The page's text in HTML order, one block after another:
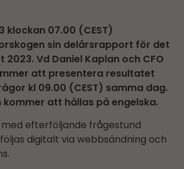
klockan 07.00 (CEST)
sin delårs­rapport för det
Vd Daniel Kaplan och CFO
att presentera resultatet
kl 09.00 (CEST) samma dag.
kommer att hållas på engelska.
efterföljande frågestund
digitalt via webbsändning och